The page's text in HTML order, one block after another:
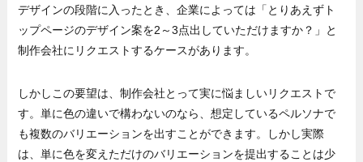
デザインの段階に入ったとき、企業によっては「とりあえずト
ップページのデザイン案を2～3点出していただけますか？」と
制作会社にリクエストするケースがあります。
しかしこの要望は、制作会社とって実に悩ましいリクエストで
す。単に色の違いで構わないのなら、想定しているペルソナで
も複数のバリエーションを出すことができます。しかし実際
は、単に色を変えただけのバリエーションを提出することは少